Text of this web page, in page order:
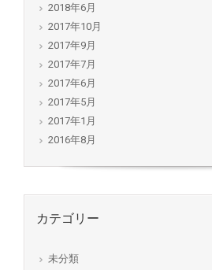
2018年6月
2017年10月
2017年9月
2017年7月
2017年6月
2017年5月
2017年1月
2016年8月
カテゴリー
未分類